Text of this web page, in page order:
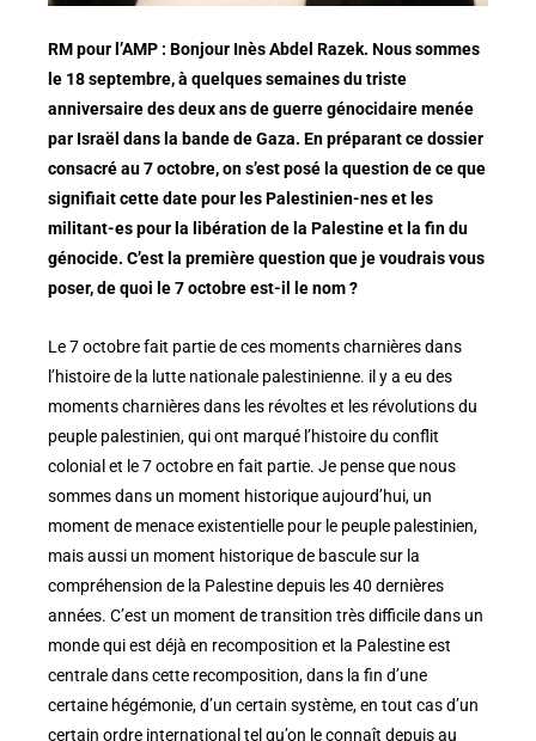
RM pour l’AMP : Bonjour Inès Abdel Razek. Nous sommes
le 18 septembre, à quelques semaines du triste
anniversaire des deux ans de guerre génocidaire menée
par Israël dans la bande de Gaza. En préparant ce dossier
consacré au 7 octobre, on s’est posé la question de ce que
signifiait cette date pour les Palestinien-nes et les
militant-es pour la libération de la Palestine et la fin du
génocide. C’est la première question que je voudrais vous
poser, de quoi le 7 octobre est-il le nom ?
Le 7 octobre fait partie de ces moments charnières dans
l’histoire de la lutte nationale palestinienne. il y a eu des
moments charnières dans les révoltes et les révolutions du
peuple palestinien, qui ont marqué l’histoire du conflit
colonial et le 7 octobre en fait partie. Je pense que nous
sommes dans un moment historique aujourd’hui, un
moment de menace existentielle pour le peuple palestinien,
mais aussi un moment historique de bascule sur la
compréhension de la Palestine depuis les 40 dernières
années. C’est un moment de transition très difficile dans un
monde qui est déjà en recomposition et la Palestine est
centrale dans cette recomposition, dans la fin d’une
certaine hégémonie, d’un certain système, en tout cas d’un
certain ordre international tel qu’on le connaît depuis au